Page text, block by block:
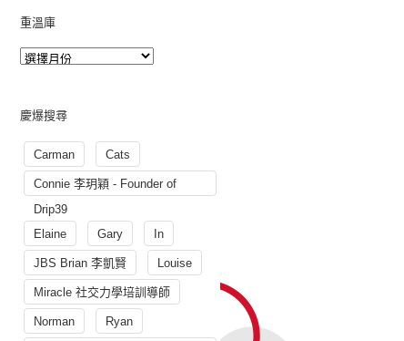
重溫庫
慶爆搜尋
Carman Cats
Connie 李玥穎 - Founder of
Drip39
Elaine
Gary In
JBS Brian 李凱賢 Louise
Miracle 社交力學培訓導師
Norman Ryan